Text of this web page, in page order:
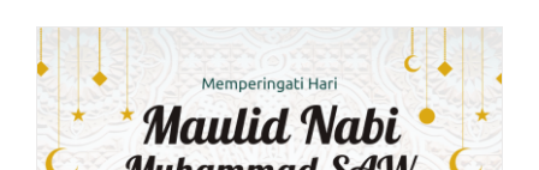
Jasa Konsultan & Desain Perencanaan
HUBUNGI